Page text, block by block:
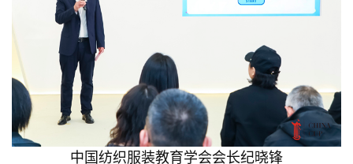
中国纺织服装教育学会会长纪晓锋